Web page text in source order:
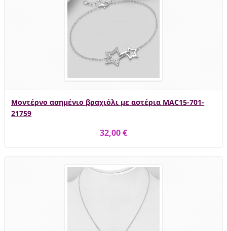
Μοντέρνο ασημένιο βραχιόλι με αστέρια MAC15-701-
21759
32,00 €